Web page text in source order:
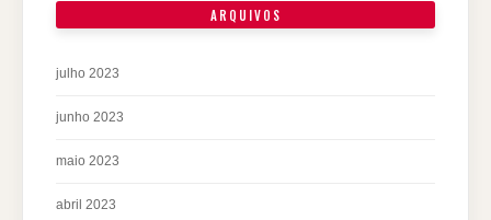
ARQUIVOS
julho 2023
junho 2023
maio 2023
abril 2023